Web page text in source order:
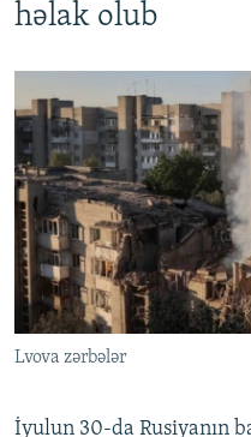
həlak olub
Lvova zərbələr
İyulun 30-da Rusiyanın